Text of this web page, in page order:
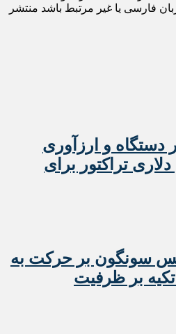
فارسی یا غیر مرتبط باشد منتشر
از10 هزار دستگاه و ارزآوری
میلیون دلاری تراکتور برای
مس سونگون بر حرکت به
تکیه بر ظرفیت